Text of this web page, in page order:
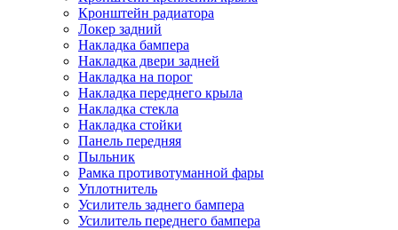
Кронштейн радиатора
Локер задний
Накладка бампера
Накладка двери задней
Накладка на порог
Накладка переднего крыла
Накладка стекла
Накладка стойки
Панель передняя
Пыльник
Рамка противотуманной фары
Уплотнитель
Усилитель заднего бампера
Усилитель переднего бампера